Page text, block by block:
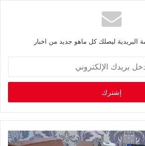
البريدية ليصلك كل ماهو جديد من اخبار